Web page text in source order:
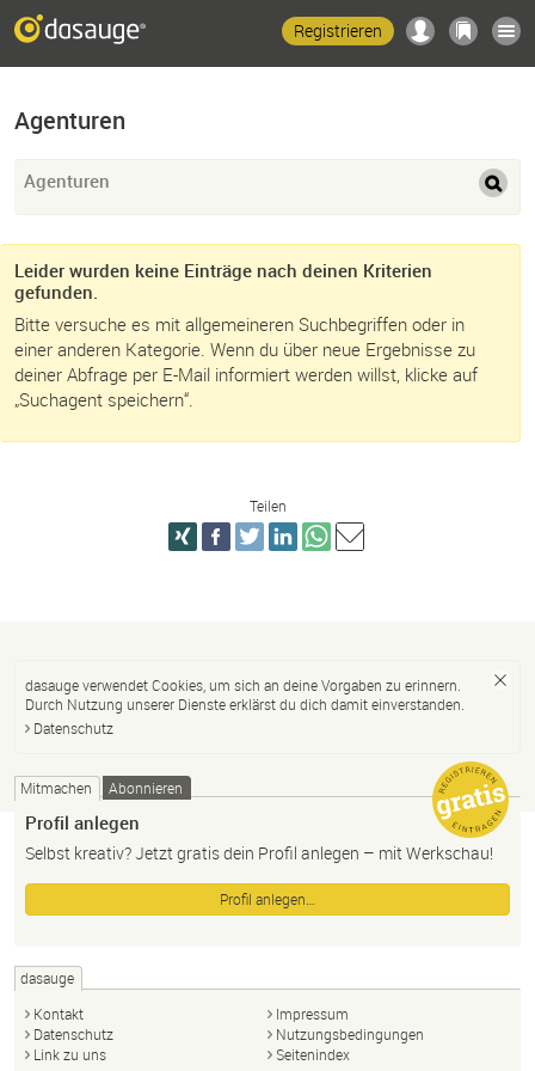
Registrieren
Agenturen
Agenturen
Leider wurden keine Einträge nach deinen Kriterien
gefunden.
Bitte versuche es mit allgemeineren Suchbegriffen oder in
einer anderen Kategorie. Wenn du über neue Ergebnisse zu
deiner Abfrage per E-Mail informiert werden willst, klicke auf
„Suchagent speichern“.
Teilen
dasauge verwendet Cookies, um sich an deine Vorgaben zu erinnern.
Durch Nutzung unserer Dienste erklärst du dich damit einverstanden.
Datenschutz
Mitmachen Abonnieren
Profil anlegen
Selbst kreativ? Jetzt gratis dein Profil anlegen – mit Werkschau!
Profil anlegen…
dasauge
Kontakt
Impressum
Datenschutz
Nutzungsbedingungen
Link zu uns
Seitenindex